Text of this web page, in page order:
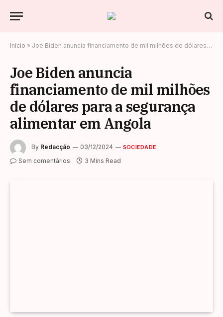
Início » Joe Biden anuncia financiamento de mil milhões de dólares para a segurança alimentar em Angola
Joe Biden anuncia
financiamento de mil milhões
de dólares para a segurança
alimentar em Angola
By Redacção 03/12/2024 SOCIEDADE
Sem comentários 3 Mins Read